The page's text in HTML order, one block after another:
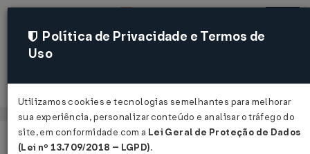
Acessar
Página Inicial Legislações
Política de Privacidade e Termos de
Uso
Utilizamos cookies e tecnologias semelhantes para melhorar
sua experiência, personalizar conteúdo e analisar o tráfego do
site, em conformidade com a Lei Geral de Proteção de Dados
(Lei nº 13.709/2018 – LGPD).